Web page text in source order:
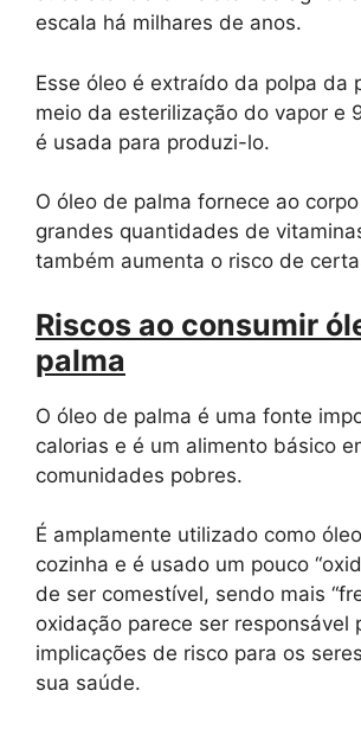
escala há milhares de anos.
Esse óleo é extraído da polpa da
meio da esterilização do vapor e
é usada para produzi-lo.
O óleo de palma fornece ao
grandes quantidades de
também aumenta o risco de
Riscos ao consumir
palma
O óleo de palma é uma fonte
calorias e é um alimento básico
comunidades pobres.
É amplamente utilizado como
cozinha e é usado um pouco
de ser comestível, sendo mais
oxidação parece ser responsável
implicações de risco para os
sua saúde.